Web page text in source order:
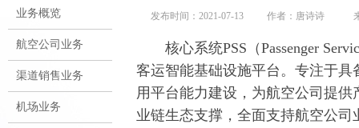
业务概览
航空公司业务
渠道销售业务
机场业务
发布时间：2021-07-13 作者：唐诗诗
核心系统PSS（Passenger
客运智能基础设施平台。专注于
用平台能力建设，为航空公司提
业链生态支撑，全面支持航空公